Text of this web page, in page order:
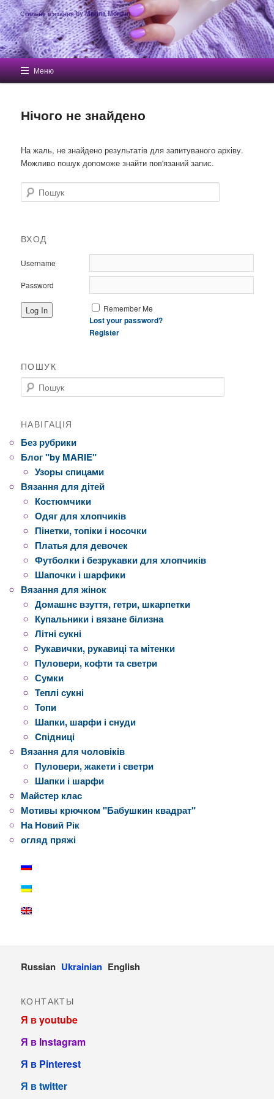
Стильне в'язання by Marina Morgun
Головне меню
Перейти до основного вмісту
Перейти до другорядного вмісту
Меню
Нічого не знайдено
На жаль, не знайдено результатів для запитуваного архіву.
Можливо пошук допоможе знайти пов'язаний запис.
Пошук
ВХОД
Username
Password
Remember Me
Lost your password?
Register
ПОШУК
Пошук
НАВІГАЦІЯ
Без рубрики
Блог "by MARIE"
Узоры спицами
Вязання для дітей
Костюмчики
Одяг для хлопчиків
Пінетки, топіки і носочки
Платья для девочек
Футболки і безрукавки для хлопчиків
Шапочки і шарфики
Вязання для жінок
Домашнє взуття, гетри, шкарпетки
Купальники і вязане білизна
Літні сукні
Рукавички, рукавиці та мітенки
Пуловери, кофти та светри
Сумки
Теплі сукні
Топи
Шапки, шарфи і снуди
Cпідниці
Вязання для чоловіків
Пуловери, жакети і светри
Шапки і шарфи
Майстер клас
Мотивы крючком "Бабушкин квадрат"
На Новий Рік
огляд пряжі
Russian Ukrainian English
КОНТАКТЫ
Я в youtube
Я в Instagram
Я в Pinterest
Я в twitter